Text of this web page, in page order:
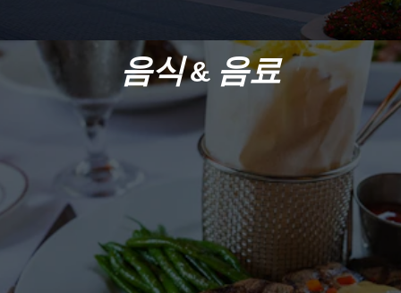
음식 & 음료